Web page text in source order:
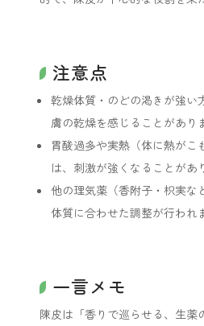
注意点
乾燥体質・のどの渇きが強い
膚の乾燥を感じることがあり
胃酸過多や実熱（体に熱がこ
は、刺激が強くなることがあ
他の理気薬（香附子・枳実な
体質に合わせた調整が行われ
一言メモ
陳皮は「香りで巡らせる、生薬